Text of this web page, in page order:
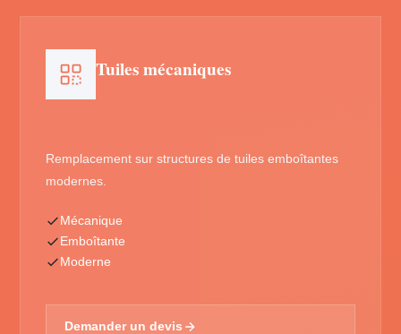
Tuiles mécaniques
Remplacement sur structures de tuiles emboîtantes
modernes.
Mécanique
Emboîtante
Moderne
Demander un devis